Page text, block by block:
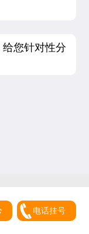
您针对性分
电话挂号